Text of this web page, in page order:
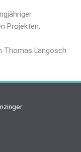
Projekten.
Thomas Langosch